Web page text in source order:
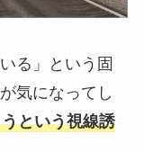
る」という固
気になってし
という視線誘